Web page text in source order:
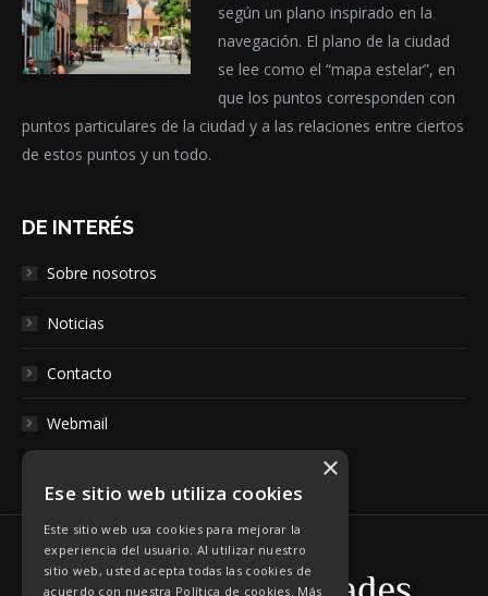
según un plano inspirado en la
navegación. El plano de la ciudad
se lee como el “mapa estelar”, en
que los puntos corresponden con
puntos particulares de la ciudad y a las relaciones entre ciertos
de estos puntos y un todo.
DE INTERÉS
Sobre nosotros
Noticias
Contacto
Webmail
×
Ese sitio web utiliza cookies
Este sitio web usa cookies para mejorar la
experiencia del usuario. Al utilizar nuestro
sitio web, usted acepta todas las cookies de
acuerdo con nuestra Política de cookies. Más